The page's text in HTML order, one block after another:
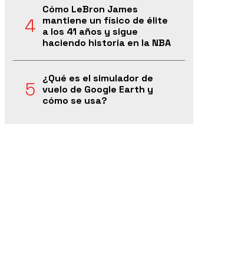
Cómo LeBron James
mantiene un físico de élite
a los 41 años y sigue
haciendo historia en la NBA
¿Qué es el simulador de
vuelo de Google Earth y
cómo se usa?